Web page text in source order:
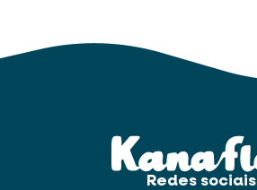
Redes sociais